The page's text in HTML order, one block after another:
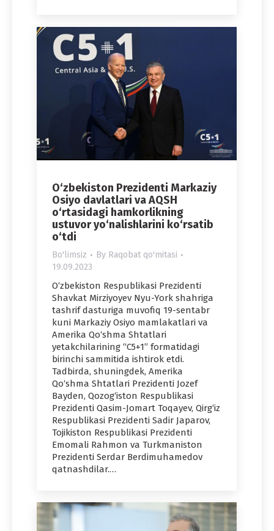
O‘zbekiston Prezidenti Markaziy
Osiyo davlatlari va AQSH
o‘rtasidagi hamkorlikning
ustuvor yo‘nalishlarini ko‘rsatib
o‘tdi
Bo'limsiz By Raqobat qo'mitasi
19.09.2023
O‘zbekiston Respublikasi Prezidenti
Shavkat Mirziyoyev Nyu-York shahriga
tashrif dasturiga muvofiq 19-sentabr
kuni Markaziy Osiyo mamlakatlari va
Amerika Qo‘shma Shtatlari
yetakchilarining “C5+1” formatidagi
birinchi sammitida ishtirok etdi.
Tadbirda, shuningdek, Amerika
Qo‘shma Shtatlari Prezidenti Jozef
Bayden, Qozog‘iston Respublikasi
Prezidenti Qasim-Jomart Toqayev, Qirg‘iz
Respublikasi Prezidenti Sadir Japarov,
Tojikiston Respublikasi Prezidenti
Emomali Rahmon va Turkmaniston
Prezidenti Serdar Berdimuhamedov
qatnashdilar.…